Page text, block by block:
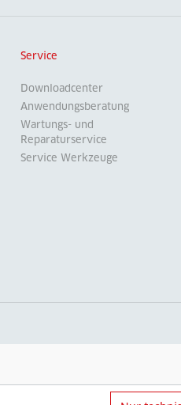
Service
Downloadcenter
Anwendungsberatung
Wartungs- und
Reparaturservice
Service Werkzeuge